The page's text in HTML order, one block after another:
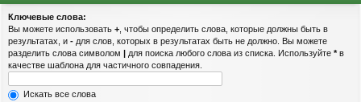
Ключевые слова:
Вы можете использовать + , чтобы определить слова, которые должны быть в
результатах, и - для слов, которых в результатах быть не должно. Вы можете
разделить слова символом | для поиска любого слова из списка. Используйте *в
качестве шаблона для частичного совпадения.
Искать все слова